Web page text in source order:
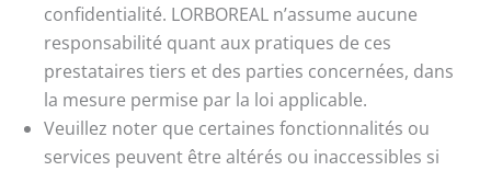
confidentialité. LORBOREAL n’assume aucune
responsabilité quant aux pratiques de ces
prestataires tiers et des parties concernées, dans
la mesure permise par la loi applicable.
Veuillez noter que certaines fonctionnalités ou
services peuvent être altérés ou inaccessibles si